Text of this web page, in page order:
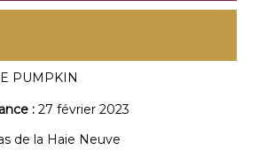
PUMPKIN
:27 février 2023
de la Haie Neuve